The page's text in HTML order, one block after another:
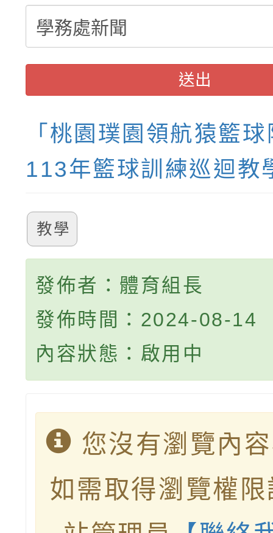
報，惠請貴機關(學校)
宣導。
送出
「桃園璞園領航猿籃
113年籃球訓練巡迴教
教學
發佈者：體育組長
發佈時間：2024-08-14
內容狀態：啟用中
您沒有瀏覽內
如需取得瀏覽權